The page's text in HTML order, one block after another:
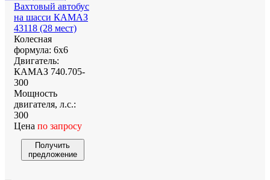
Вахтовый автобус
на шасси КАМАЗ
43118 (28 мест)
Колесная
формула: 6х6
Двигатель:
КАМАЗ 740.705-
300
Мощность
двигателя, л.с.:
300
Цена по запросу
Получить
предложение